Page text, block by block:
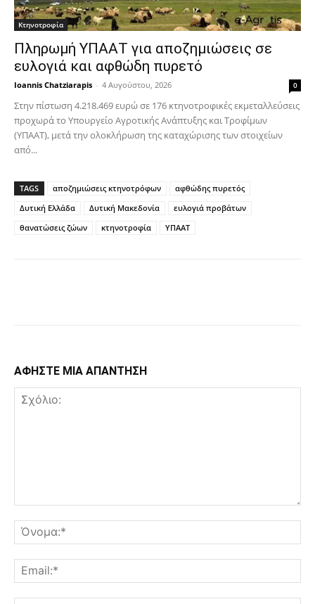
Κτηνοτροφία
Πληρωμή ΥΠΑΑΤ για αποζημιώσεις σε
ευλογιά και αφθώδη πυρετό
Ioannis Chatziarapis - 4 Αυγούστου, 2026 0
Στην πίστωση 4.218.469 ευρώ σε 176 κτηνοτροφικές εκμεταλλεύσεις
προχωρά το Υπουργείο Αγροτικής Ανάπτυξης και Τροφίμων
(ΥΠΑΑΤ), μετά την ολοκλήρωση της καταχώρισης των στοιχείων
από...
TAGS αποζημιώσεις κτηνοτρόφων
αφθώδης πυρετός
Δυτική Ελλάδα
Δυτική Μακεδονία
ευλογιά προβάτων
θανατώσεις ζώων
κτηνοτροφία ΥΠΑΑΤ
ΑΦΗΣΤΕ ΜΙΑ ΑΠΑΝΤΗΣΗ